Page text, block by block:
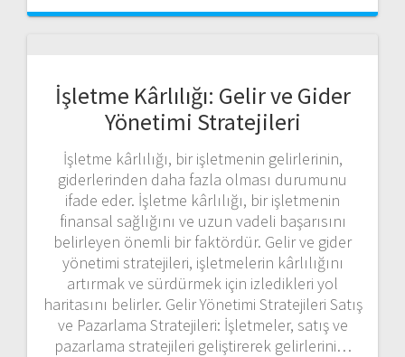
İşletme Kârlılığı: Gelir ve Gider
Yönetimi Stratejileri
İşletme kârlılığı, bir işletmenin gelirlerinin,
giderlerinden daha fazla olması durumunu
ifade eder. İşletme kârlılığı, bir işletmenin
finansal sağlığını ve uzun vadeli başarısını
belirleyen önemli bir faktördür. Gelir ve gider
yönetimi stratejileri, işletmelerin kârlılığını
artırmak ve sürdürmek için izledikleri yol
haritasını belirler. Gelir Yönetimi Stratejileri Satış
ve Pazarlama Stratejileri: İşletmeler, satış ve
pazarlama stratejileri geliştirerek gelirlerini…